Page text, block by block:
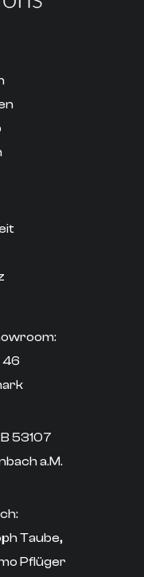
46
53107
a.M.
Taube,
Pflüger